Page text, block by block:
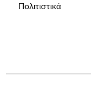
Πολιτιστικά